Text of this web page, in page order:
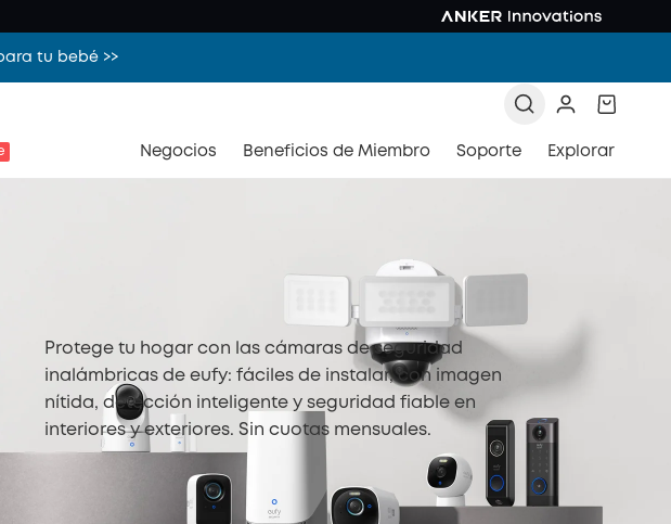
tu bebé >>
Negocios Beneficios de Miembro Soporte Explorar
Protege tu hogar con las cámaras de seguridad
inalámbricas de eufy: fáciles de instalar, con imagen
nítida, detección inteligente y seguridad fiable en
interiores y exteriores. Sin cuotas mensuales.